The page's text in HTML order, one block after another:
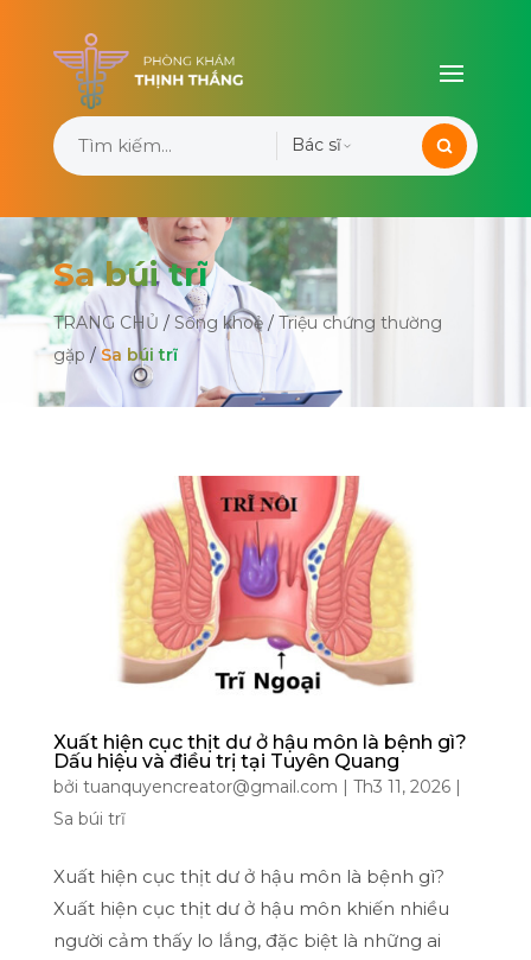
Bác sĩ
Sa búi trĩ
TRANG CHỦ / Sống khoẻ/ Triệu chứng thường
gặp / Sa búi trĩ
Xuất hiện cục thịt dư ở hậu môn là bệnh gì?
Dấu hiệu và điều trị tại Tuyên Quang
bởi tuanquyencreator@gmail.com Th3 11, 2026|
Sa búi trĩ
Xuất hiện cục thịt dư ở hậu môn là bệnh gì?
Xuất hiện cục thịt dư ở hậu môn khiến nhiều
người cảm thấy lo lắng, đặc biệt là những ai